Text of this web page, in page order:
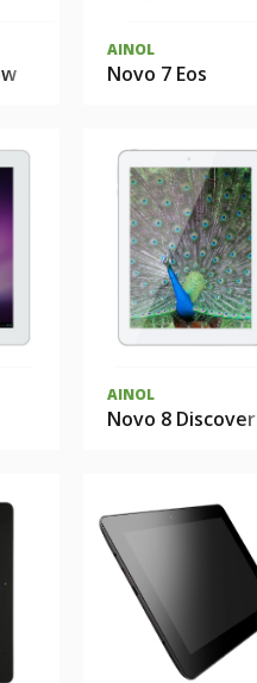
AINOL
Novo 7 Eos
AINOL
Novo 8 Discover